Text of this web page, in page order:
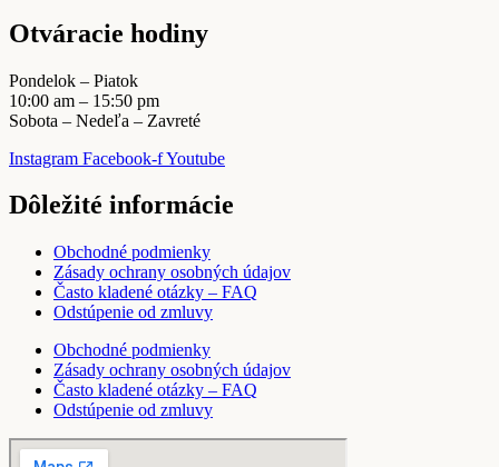
Otváracie hodiny
Pondelok – Piatok
10:00 am – 15:50 pm
Sobota – Nedeľa – Zavreté
Instagram Facebook-fYoutube
Dôležité informácie
Obchodné podmienky
Zásady ochrany osobných údajov
Často kladené otázky – FAQ
Odstúpenie od zmluvy
Obchodné podmienky
Zásady ochrany osobných údajov
Často kladené otázky – FAQ
Odstúpenie od zmluvy